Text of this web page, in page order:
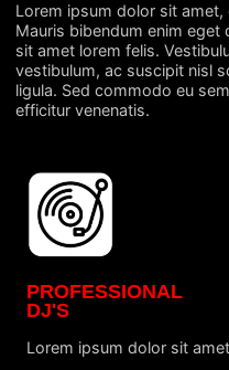
Lorem ipsum dolor sit
Mauris bibendum enim eget
sit amet lorem felis.
vestibulum, ac suscipit nisl
ligula. Sed commodo eu
efficitur venenatis.
PROFESSIONAL
DJ'S
Lorem ipsum dolor sit